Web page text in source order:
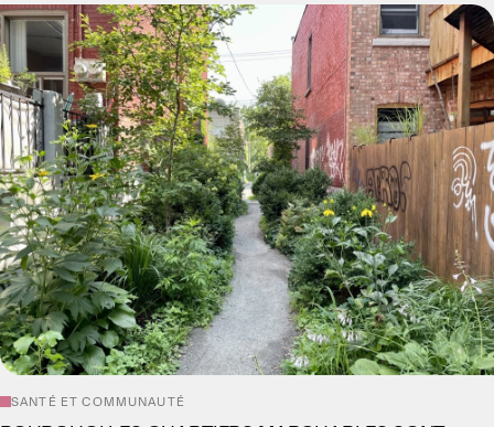
SANTÉ ET COMMUNAUTÉ